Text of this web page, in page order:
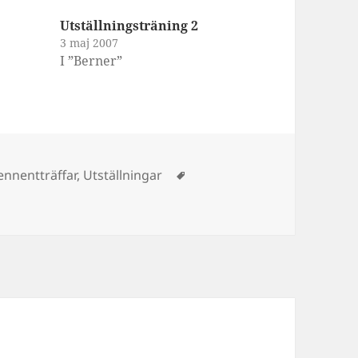
Utställningsträning 2
3 maj 2007
I ”Berner”
, Utställningar